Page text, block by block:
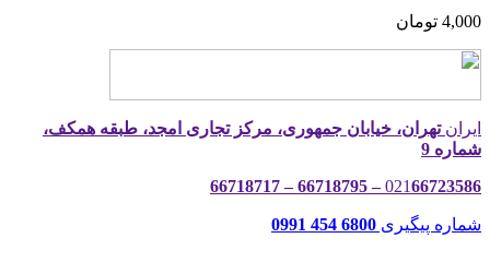
4,000 تومان
ایرانتهران، خیابان جمهوری، مرکز تجاری امجد، طبقه همکف،
شماره 9
02166723586 – 66718795 – 66718717
شماره پیگیری 6800 454 0991